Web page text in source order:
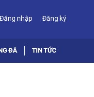
Đăng nhập Đăng ký
ĐÁ TIN TỨC